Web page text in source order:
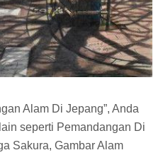
Alam Di Jepang”, Anda
seperti Pemandangan Di
Sakura, Gambar Alam